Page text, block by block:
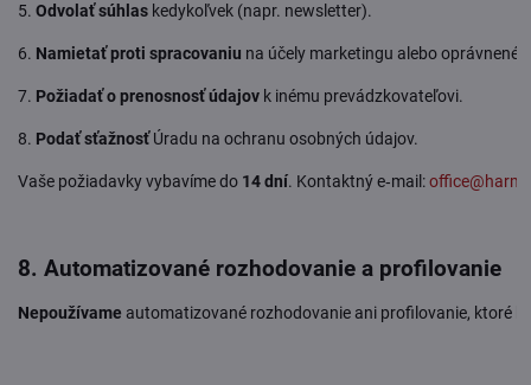
5. Odvolať súhlas kedykoľvek (napr. newsletter).
6. Namietať proti spracovaniu na účely marketingu alebo
7. Požiadať o prenosnosť údajov k inému prevádzkovateľovi.
8. Podať sťažnosťÚradu na ochranu osobných údajov.
Vaše požiadavky vybavíme do 14 dní. Kontaktný e‑mail:
8. Automatizované rozhodovanie a profilovanie
Nepoužívame automatizované rozhodovanie ani profilovanie, ktoré